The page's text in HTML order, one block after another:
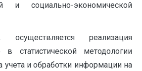
и социально-экономической
реализация
в статистической методологии
учета и обработки информации на